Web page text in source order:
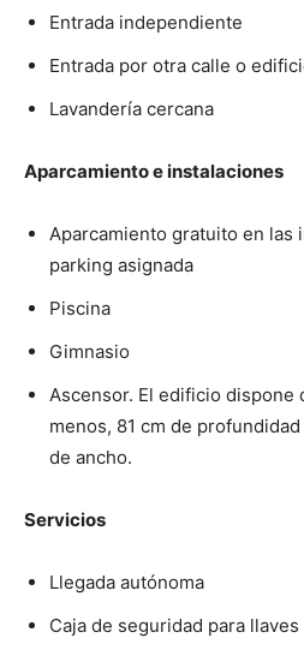
Entrada independiente
Entrada por otra calle o
Lavandería cercana
Aparcamiento e instalaciones
Aparcamiento gratuito en las
parking asignada
Piscina
Gimnasio
Ascensor. El edificio dispone
menos, 81 cm de
de ancho.
Servicios
Llegada autónoma
Caja de seguridad para llaves